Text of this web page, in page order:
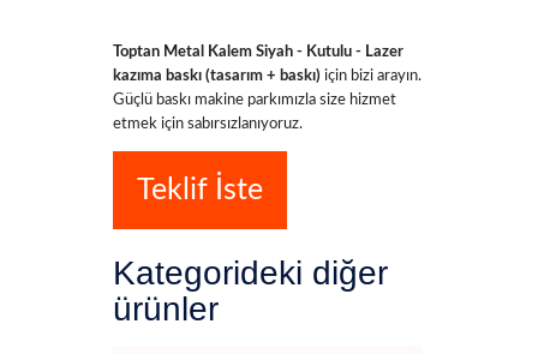
Toptan Metal Kalem Siyah - Kutulu - Lazer
kazıma baskı (tasarım + baskı) için bizi arayın.
Güçlü baskı makine parkımızla size hizmet
etmek için sabırsızlanıyoruz.
Teklif İste
Kategorideki diğer
ürünler